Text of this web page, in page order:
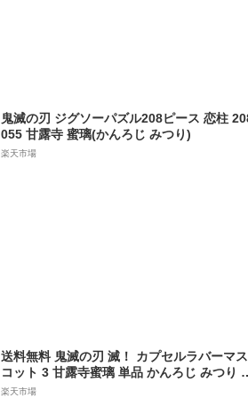
鬼滅の刃 ジグソーパズル208ピース 恋柱
055 甘露寺 蜜璃(かんろじ みつり)
楽天市場
送料無料 鬼滅の刃 滅！ カプセルラバーマス
コット 3 甘露寺蜜璃 単品 かんろじ みつり
チャ きめつ グッズ 毀滅 柱 恋柱 ストラップ
楽天市場